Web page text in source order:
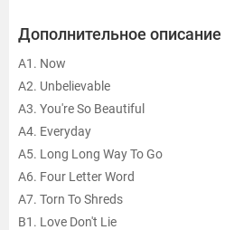
Дополнительное описание
A1. Now
A2. Unbelievable
A3. You're So Beautiful
A4. Everyday
A5. Long Long Way To Go
A6. Four Letter Word
A7. Torn To Shreds
B1. Love Don't Lie